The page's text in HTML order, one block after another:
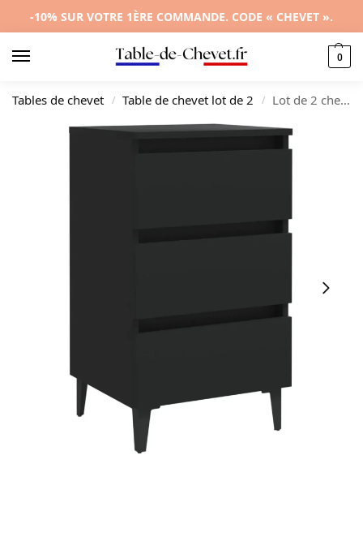
-10% SUR VOTRE 1ÈRE COMMANDE. CODE « CHEVET ».
0
Tables de chevet / Table de chevet lot de 2 / Lot de 2 chevets métal design industriel 1 tiroir, 40x35x69cm